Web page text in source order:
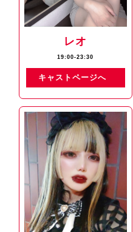
レオ
19:00-23:30
キャストページへ